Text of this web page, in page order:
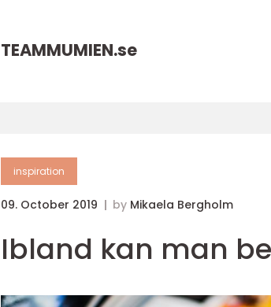
TEAMMUMIEN.se
inspiration
09. October 2019 by Mikaela Bergholm
Ibland kan man